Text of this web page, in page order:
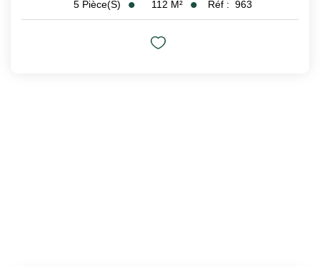
5 Pièce(s) 112 M² Réf : 963